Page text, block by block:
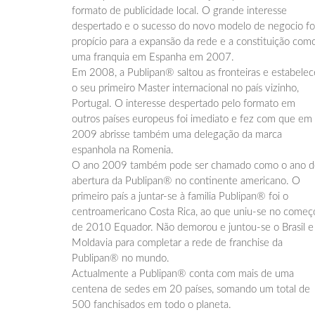
formato de publicidade local. O grande interesse
despertado e o sucesso do novo modelo de negocio
propício para a expansão da rede e a constituição
uma franquia em Espanha em 2007.
Em 2008, a Publipan® saltou as fronteiras e
o seu primeiro Master internacional no país vizinho,
Portugal. O interesse despertado pelo formato em
outros países europeus foi imediato e fez com que em
2009 abrisse também uma delegação da marca
espanhola na Romenia.
O ano 2009 também pode ser chamado como o ano
abertura da Publipan® no continente americano. O
primeiro país a juntar-se à familia Publipan® foi o
centroamericano Costa Rica, ao que uniu-se no
de 2010 Equador. Não demorou e juntou-se o Brasil e
Moldavia para completar a rede de franchise da
Publipan® no mundo.
Actualmente a Publipan® conta com mais de uma
centena de sedes em 20 países, somando um total de
500 fanchisados em todo o planeta.